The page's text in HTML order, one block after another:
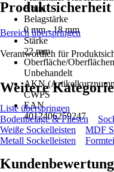
8 mm
Belagstärke
0 mm - 18 mm
Stärke
22 mm
Oberfläche/
Unbehandelt
AKN
CWPS
EAN
4012406259247
Produktsicherheit
Bereich überspringen
Verantwortlich für
Weitere
Liste überspringen
Bodenbeläge & Fliesen
Weiße Sockelleisten
MDF
Metall Sockelleisten